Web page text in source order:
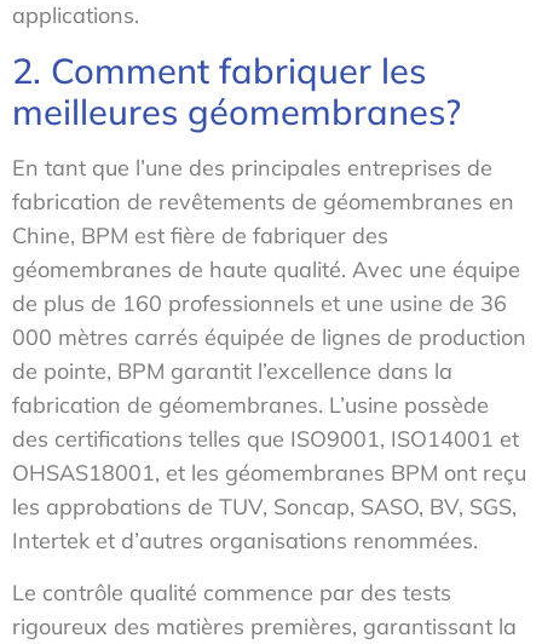
applications.
2. Comment fabriquer les
meilleures géomembranes?
En tant que l’une des principales entreprises de
fabrication de revêtements de géomembranes en
Chine, BPM est fière de fabriquer des
géomembranes de haute qualité. Avec une équipe
de plus de 160 professionnels et une usine de 36
000 mètres carrés équipée de lignes de production
de pointe, BPM garantit l’excellence dans la
fabrication de géomembranes. L’usine possède
des certifications telles que ISO9001, ISO14001 et
OHSAS18001, et les géomembranes BPM ont reçu
les approbations de TUV, Soncap, SASO, BV, SGS,
Intertek et d’autres organisations renommées.
Le contrôle qualité commence par des tests
rigoureux des matières premières, garantissant la